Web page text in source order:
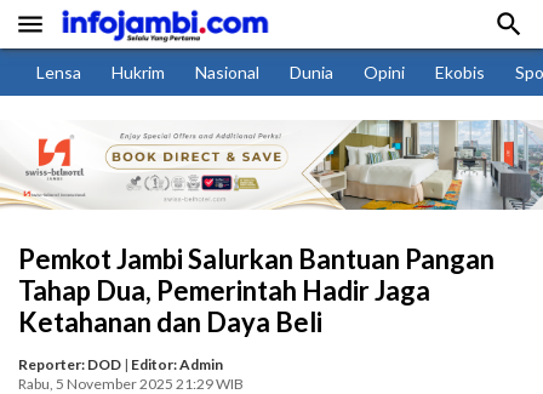
 
Lensa Hukrim Nasional Dunia Opini Ekobis
Pemkot Jambi Salurkan Bantuan Pangan
Tahap Dua, Pemerintah Hadir Jaga
Ketahanan dan Daya Beli
Reporter: DOD | Editor: Admin
Rabu, 5 November 2025 21:29 WIB